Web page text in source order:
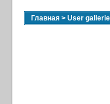
Главная > User